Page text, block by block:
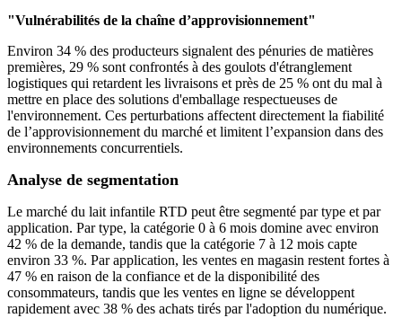
"Vulnérabilités de la chaîne d’approvisionnement"
Environ 34 % des producteurs signalent des pénuries de matières
premières, 29 % sont confrontés à des goulots d'étranglement
logistiques qui retardent les livraisons et près de 25 % ont du mal à
mettre en place des solutions d'emballage respectueuses de
l'environnement. Ces perturbations affectent directement la fiabilité
de l’approvisionnement du marché et limitent l’expansion dans des
environnements concurrentiels.
Analyse de segmentation
Le marché du lait infantile RTD peut être segmenté par type et par
application. Par type, la catégorie 0 à 6 mois domine avec environ
42 % de la demande, tandis que la catégorie 7 à 12 mois capte
environ 33 %. Par application, les ventes en magasin restent fortes à
47 % en raison de la confiance et de la disponibilité des
consommateurs, tandis que les ventes en ligne se développent
rapidement avec 38 % des achats tirés par l'adoption du numérique.